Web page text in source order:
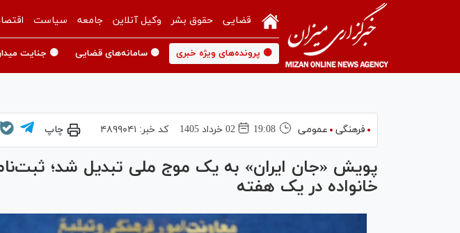
قضایی حقوق بشر وکیل آنلاین جامعه سیاست
🟡 پرونده‌های ویژه خبری 🟡 سامانه‌های قضایی 🟡 جنایت
فرهنگی عمومی 19:08 02 خرداد 1405 کد خبر: ۴۸۹۹۰۴۱ چاپ
خانواده در یک هفته